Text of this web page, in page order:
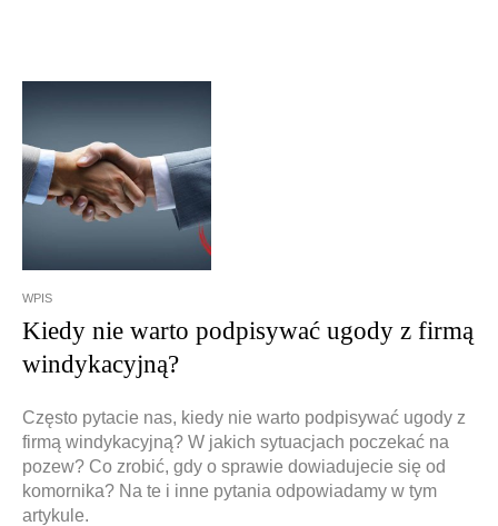
WPIS
Kiedy nie warto podpisywać ugody z firmą
windykacyjną?
Często pytacie nas, kiedy nie warto podpisywać ugody z
firmą windykacyjną? W jakich sytuacjach poczekać na
pozew? Co zrobić, gdy o sprawie dowiadujecie się od
komornika? Na te i inne pytania odpowiadamy w tym
artykule.